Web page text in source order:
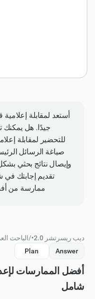
أستعد لمقابلة
جيدًا. هل يمكنك
للتحضير لمقابلة
صياغة الرسائل
وإيصال نتائج بحثي
تقديم إجابتك
ممارسة من
ديب ريسرتشر 2.0 •
/الباحث
Answer
Plan
أفضل الممارسات
شامل